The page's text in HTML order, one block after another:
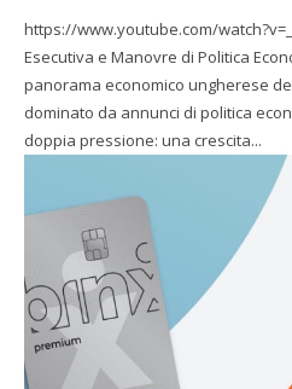
https://www.youtube.com/
Esecutiva e Manovre di Politica
panorama economico ungherese
dominato da annunci di politica
doppia pressione: una crescita...